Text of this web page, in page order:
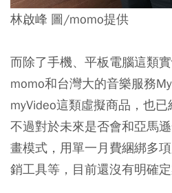
林啟峰 圖/momo提供
而除了手機、平板電腦這類
momo和台灣大的音樂服務
myVideo這類虛擬商品，也已
不過對於未來是否會和亞馬
畫模式，用單一月費綑綁多
銷工具等，目前還沒有明確定